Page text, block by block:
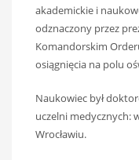
akademickie i
odznaczony przez
Komandorskim
osiągnięcia na polu
Naukowiec był
uczelni medycznych:
Wrocławiu.